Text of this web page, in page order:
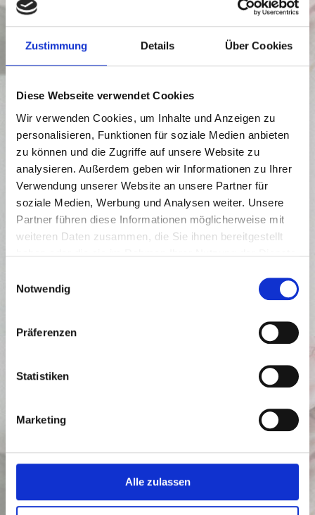
Zustimmung Details Über Cookies
Diese Webseite verwendet Cookies
Wir verwenden Cookies, um Inhalte und Anzeigen zu
personalisieren, Funktionen für soziale Medien anbieten
zu können und die Zugriffe auf unsere Website zu
analysieren. Außerdem geben wir Informationen zu Ihrer
Verwendung unserer Website an unsere Partner für
soziale Medien, Werbung und Analysen weiter. Unsere
Partner führen diese Informationen möglicherweise mit
weiteren Daten zusammen, die Sie ihnen bereitgestellt
Notwendig
Präferenzen
Statistiken
Marketing
Alle zulassen